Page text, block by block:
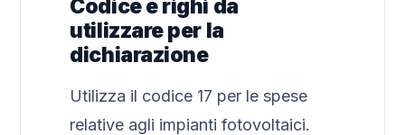
Codice e righi da
utilizzare per la
dichiarazione
Utilizza il codice 17 per le spese
relative agli impianti fotovoltaici.